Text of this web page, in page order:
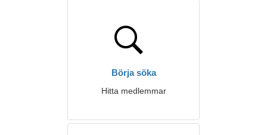
Börja söka
Hitta medlemmar